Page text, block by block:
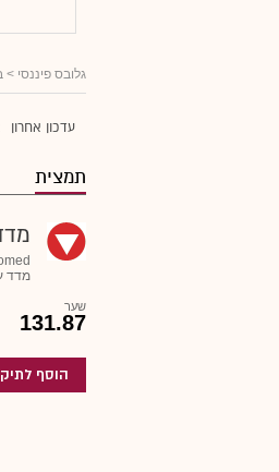
גלובס פיננסי >
עדכון אחרון
תמצית
מדד
שער
131.87
הוסף לתיק